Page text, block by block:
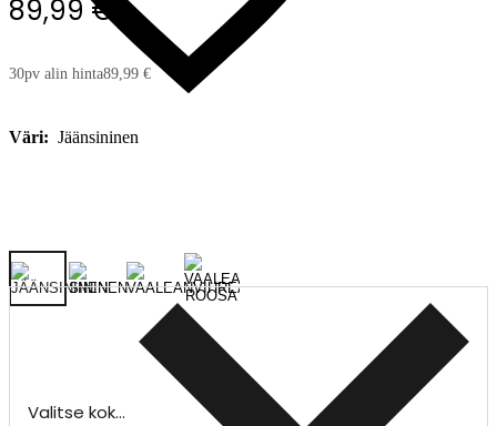
89,99 €
30pv alin hinta89,99 €
Väri: Jäänsininen
Valitse koko